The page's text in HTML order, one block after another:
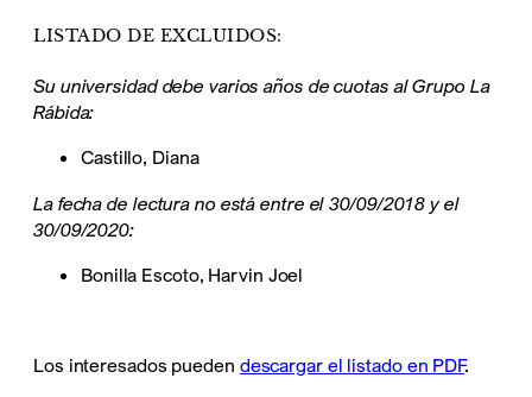
LISTADO DE EXCLUIDOS:
Su universidad debe varios años de cuotas al Grupo La
Rábida:
Castillo, Diana
La fecha de lectura no está entre el 30/09/2018 y el
30/09/2020:
Bonilla Escoto, Harvin Joel
Los interesados pueden descargar el listado en PDF.